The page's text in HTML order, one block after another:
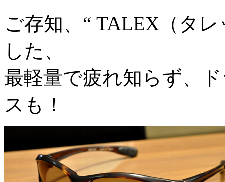
ご存知、“ TALEX（タ
した、
最軽量で疲れ知らず、
スも！